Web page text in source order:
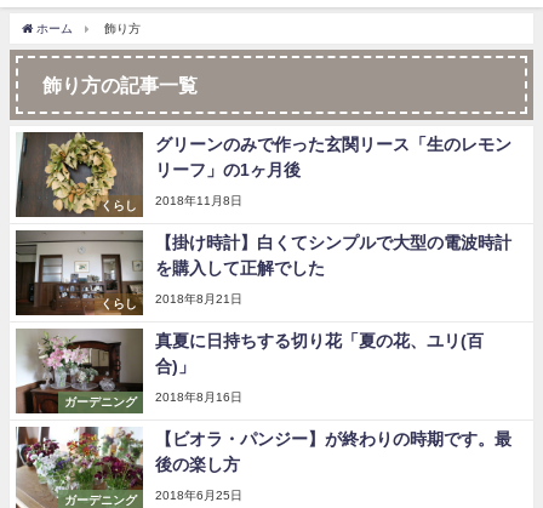
ホーム 飾り方
飾り方の記事一覧
くらし
グリーンのみで作った玄関リース「生のレモン
リーフ」の1ヶ月後
2018年11月8日
くらし
【掛け時計】白くてシンプルで大型の電波時計
を購入して正解でした
2018年8月21日
ガーデニング
真夏に日持ちする切り花「夏の花、ユリ(百
合)」
2018年8月16日
ガーデニング
【ビオラ・パンジー】が終わりの時期です。最
後の楽し方
2018年6月25日